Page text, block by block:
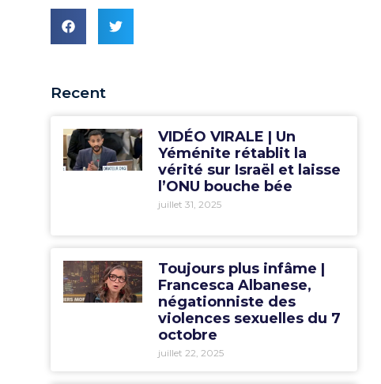
Recent
VIDÉO VIRALE | Un
Yéménite rétablit la
vérité sur Israël et laisse
l’ONU bouche bée
juillet 31, 2025
Toujours plus infâme |
Francesca Albanese,
négationniste des
violences sexuelles du 7
octobre
juillet 22, 2025